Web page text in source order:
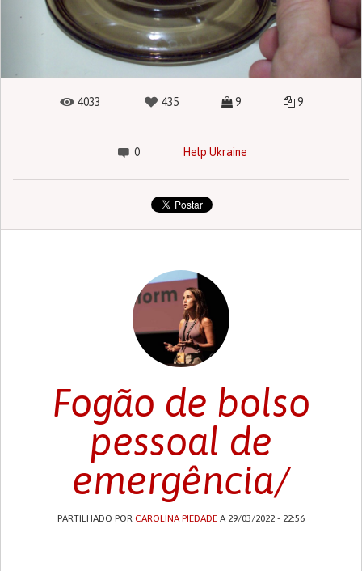
4033 435 9 9
0 Help Ukraine
Fogão de bolso
pessoal de
emergência/
PARTILHADO POR CAROLINA PIEDADEA 29/03/2022 - 22:56